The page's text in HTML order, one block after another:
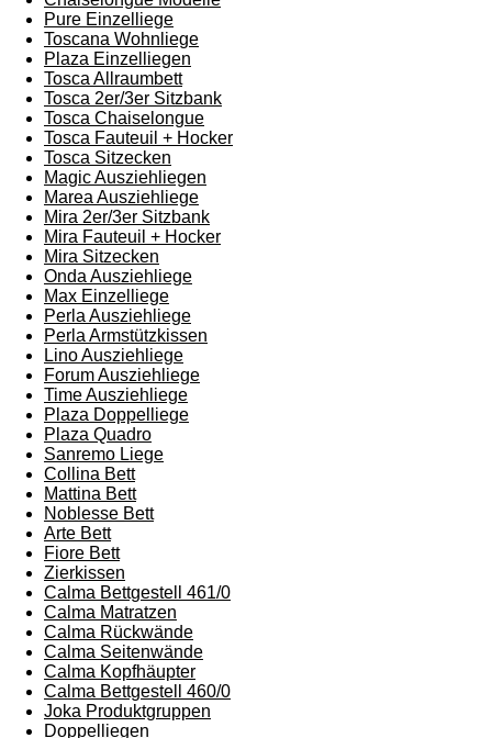
Pure Einzelliege
Toscana Wohnliege
Plaza Einzelliegen
Tosca Allraumbett
Tosca 2er/3er Sitzbank
Tosca Chaiselongue
Tosca Fauteuil + Hocker
Tosca Sitzecken
Magic Ausziehliegen
Marea Ausziehliege
Mira 2er/3er Sitzbank
Mira Fauteuil + Hocker
Mira Sitzecken
Onda Ausziehliege
Max Einzelliege
Perla Ausziehliege
Perla Armstützkissen
Lino Ausziehliege
Forum Ausziehliege
Time Ausziehliege
Plaza Doppelliege
Plaza Quadro
Sanremo Liege
Collina Bett
Mattina Bett
Noblesse Bett
Arte Bett
Fiore Bett
Zierkissen
Calma Bettgestell 461/0
Calma Matratzen
Calma Rückwände
Calma Seitenwände
Calma Kopfhäupter
Calma Bettgestell 460/0
Joka Produktgruppen
Doppelliegen